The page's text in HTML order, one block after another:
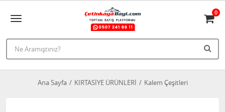
0
Ana Sayfa KIRTASİYE ÜRÜNLERİ Kalem Çeşitleri